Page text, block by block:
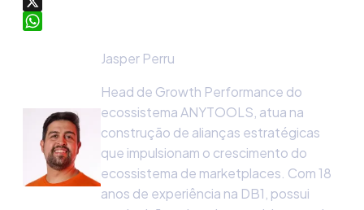
X
Jasper Perru
Head de Growth Performance do
ecossistema ANYTOOLS, atua na
construção de alianças estratégicas
que impulsionam o crescimento do
ecossistema de marketplaces. Com 18
anos de experiência na DB1, possui